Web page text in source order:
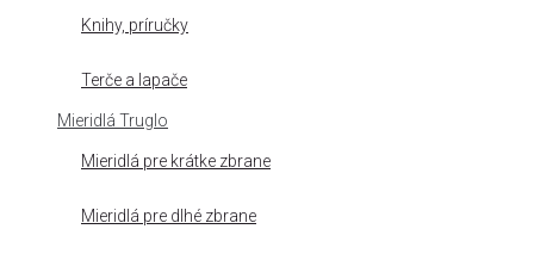
Knihy, príručky
Terče a lapače
Mieridlá Truglo
Mieridlá pre krátke zbrane
Mieridlá pre dlhé zbrane